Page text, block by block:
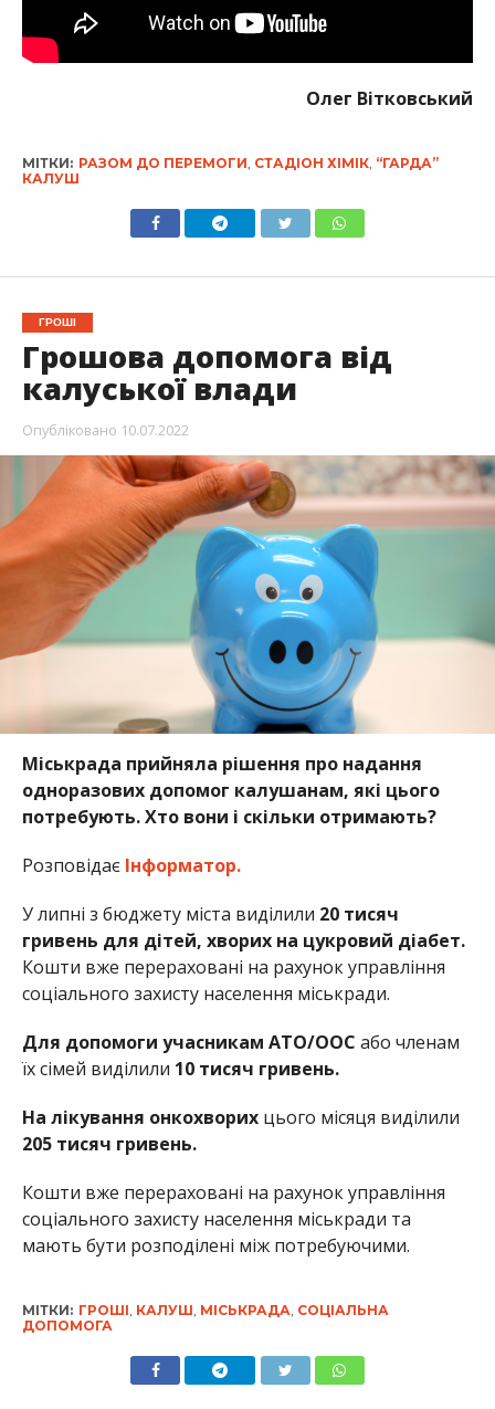
Олег Вітковський
МІТКИ: РАЗОМ ДО ПЕРЕМОГИ СТАДІОН ХІМІК, “ГАРДА”
КАЛУШ
ГРОШІ
Грошова допомога від
калуської влади
Опубліковано 10.07.2022
Міськрада прийняла рішення про надання
одноразових допомог калушанам, які цього
потребують. Хто вони і скільки отримають?
РозповідаєІнформатор.
У липні з бюджету міста виділили 20 тисяч
гривень для дітей, хворих на цукровий діабет.
Кошти вже перераховані на рахунок управління
соціального захисту населення міськради.
Для допомоги учасникам АТО/ООС або членам
їх сімей виділили 10 тисяч гривень.
На лікування онкохворихцього місяця виділили
205 тисяч гривень.
Кошти вже перераховані на рахунок управління
соціального захисту населення міськради та
мають бути розподілені між потребуючими.
МІТКИ: ГРОШІ КАЛУШ МІСЬКРАДА СОЦІАЛЬНА
ДОПОМОГА